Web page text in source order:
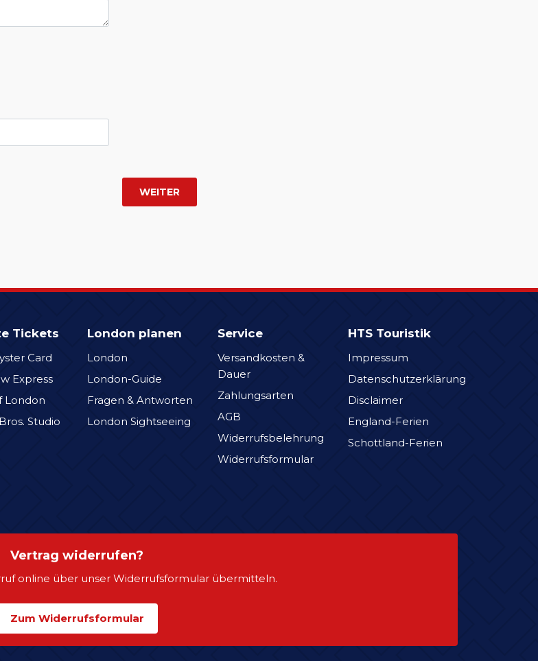
Tickets
Card
Express
London
Studio
London planen
London
London-Guide
Fragen & Antworten
London Sightseeing
Service
Versandkosten &
Dauer
Zahlungsarten
AGB
Widerrufsbelehrung
Widerrufsformular
HTS Touristik
Impressum
Datenschutzerklärung
Disclaimer
England-Ferien
Schottland-Ferien
Vertrag widerrufen?
online über unser Widerrufsformular übermitteln.
Zum Widerrufsformular